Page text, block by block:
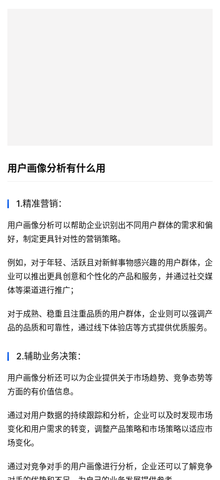
用户画像分析有什么用
1.精准营销：
用户画像分析可以帮助企业识别出不同用户群体的需求和偏
好，制定更具针对性的营销策略。
例如，对于年轻、活跃且对新鲜事物感兴趣的用户群体，企
业可以推出更具创意和个性化的产品和服务，并通过社交媒
体等渠道进行推广；
对于成熟、稳重且注重品质的用户群体，企业则可以强调产
品的品质和可靠性，通过线下体验店等方式提供优质服务。
2.辅助业务决策：
用户画像分析还可以为企业提供关于市场趋势、竞争态势等
方面的有价值信息。
通过对用户数据的持续跟踪和分析，企业可以及时发现市场
变化和用户需求的转变，调整产品策略和市场策略以适应市
场变化。
通过对竞争对手的用户画像进行分析，企业还可以了解竞争